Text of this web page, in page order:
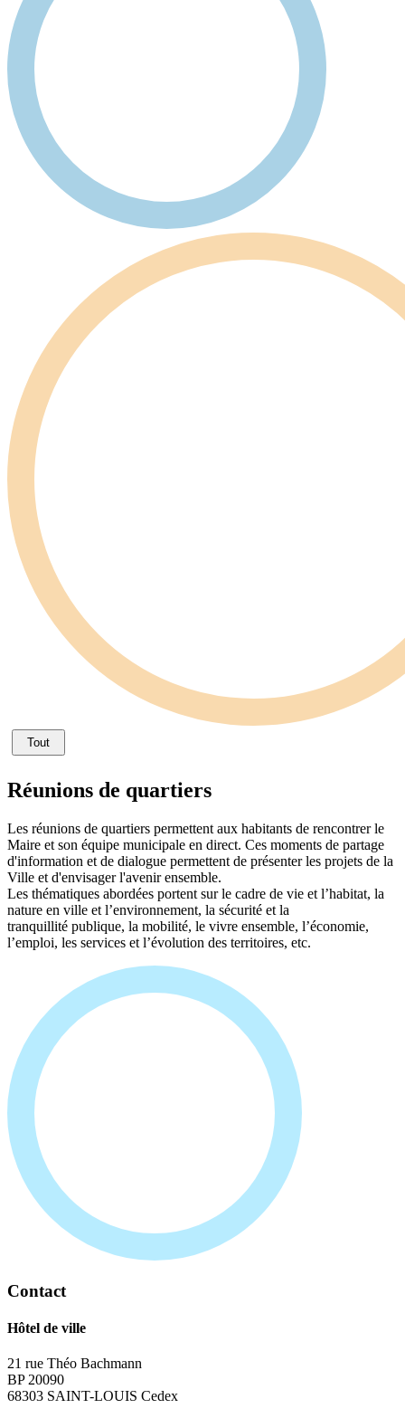
Tout
Réunions de quartiers
Les réunions de quartiers permettent aux habitants de rencontrer le
Maire et son équipe municipale en direct. Ces moments de partage
d'information et de dialogue permettent de présenter les projets de la
Ville et d'envisager l'avenir ensemble.
Les thématiques abordées portent sur le cadre de vie et l’habitat, la
nature en ville et l’environnement, la sécurité et la
tranquillité publique, la mobilité, le vivre ensemble, l’économie,
l’emploi, les services et l’évolution des territoires, etc.
Contact
Hôtel de ville
21 rue Théo Bachmann
BP 20090
68303 SAINT-LOUIS Cedex